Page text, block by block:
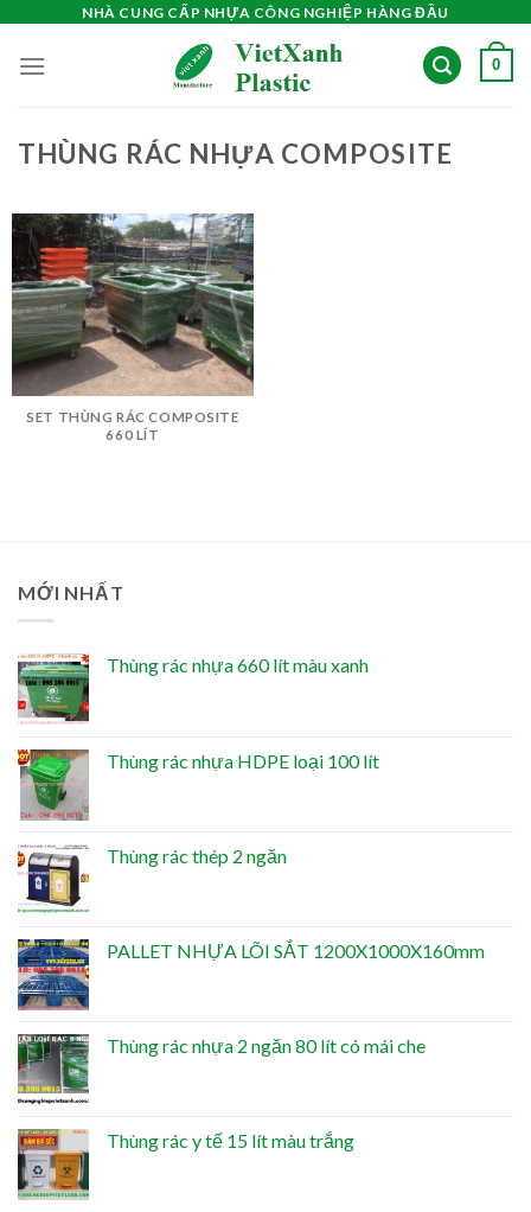
content
NHÀ CUNG CẤP NHỰA CÔNG NGHIỆP HÀNG ĐẦU
0
THÙNG RÁC NHỰA COMPOSITE
SET THÙNG RÁC COMPOSITE
660 LÍT
MỚI NHẤT
Thùng rác nhựa 660 lít màu xanh
Thùng rác nhựa HDPE loại 100 lít
Thùng rác thép 2 ngăn
PALLET NHỰA LÕI SẮT 1200X1000X160mm
Thùng rác nhựa 2 ngăn 80 lít có mái che
Thùng rác y tế 15 lít màu trắng